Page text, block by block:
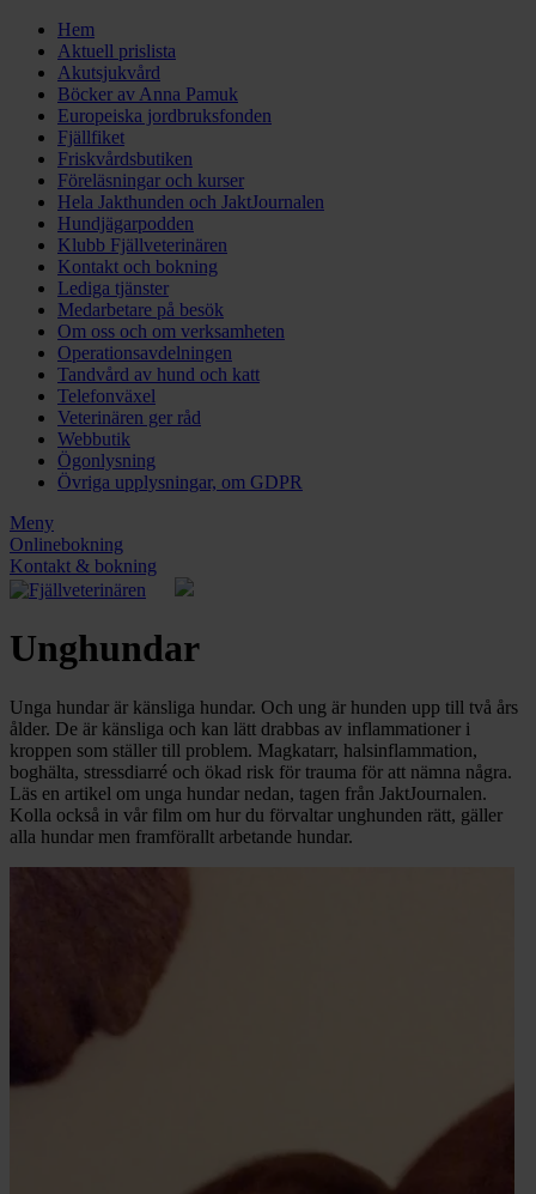
Hem
Aktuell prislista
Akutsjukvård
Böcker av Anna Pamuk
Europeiska jordbruksfonden
Fjällfiket
Friskvårdsbutiken
Föreläsningar och kurser
Hela Jakthunden och JaktJournalen
Hundjägarpodden
Klubb Fjällveterinären
Kontakt och bokning
Lediga tjänster
Medarbetare på besök
Om oss och om verksamheten
Operationsavdelningen
Tandvård av hund och katt
Telefonväxel
Veterinären ger råd
Webbutik
Ögonlysning
Övriga upplysningar, om GDPR
Meny
Onlinebokning
Kontakt & bokning
Unghundar
Unga hundar är känsliga hundar. Och ung är hunden upp till två års
ålder. De är känsliga och kan lätt drabbas av inflammationer i
kroppen som ställer till problem. Magkatarr, halsinflammation,
boghälta, stressdiarré och ökad risk för trauma för att nämna några.
Läs en artikel om unga hundar nedan, tagen från JaktJournalen.
Kolla också in vår film om hur du förvaltar unghunden rätt, gäller
alla hundar men framförallt arbetande hundar.